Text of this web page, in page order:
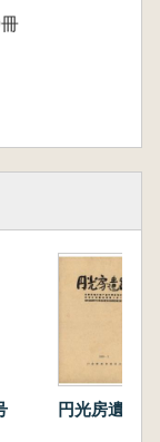
円光房遺跡